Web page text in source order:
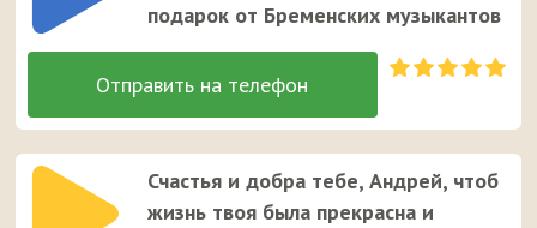
подарок от Бременских музыкантов
Счастья и добра тебе, Андрей, чтоб
жизнь твоя была прекрасна и